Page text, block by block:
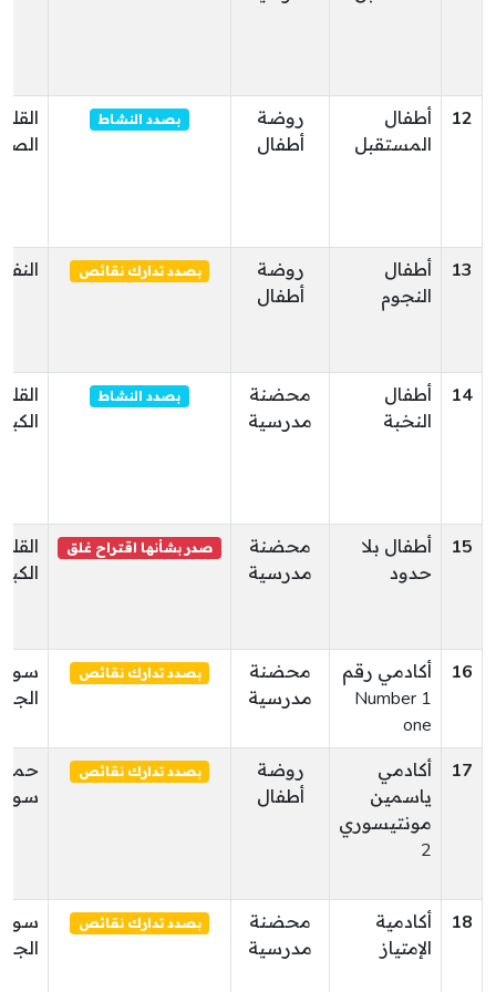
12
أطفال
المستقبل
روضة
أطفال
بصدد النشاط
13
أطفال
النجوم
روضة
أطفال
بصدد تدارك نقائص
14
أطفال
النخبة
محضنة
مدرسية
بصدد النشاط
15
أطفال بلا
حدود
محضنة
مدرسية
صدر بشأنها اقتراح غلق
16
أكادمي رقم
1 Number
one
محضنة
مدرسية
بصدد تدارك نقائص
17
أكادمي
ياسمين
مونتيسوري
2
روضة
أطفال
بصدد تدارك نقائص
18
أكادمية
الإمتياز
محضنة
مدرسية
بصدد تدارك نقائص